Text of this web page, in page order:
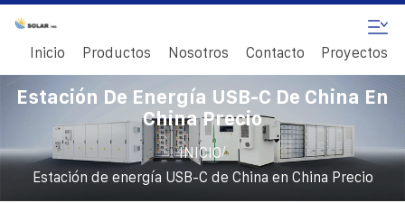
Inicio Productos Nosotros Contacto Proyectos
Estación De Energía USB-C De China En
China Precio
INICIO/
Estación de energía USB-C de China en China Precio